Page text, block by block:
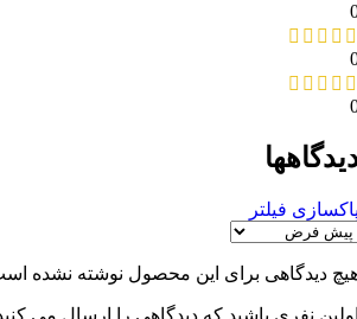
فیلتر
دیدگاهی برای این محصول نوشته نشده